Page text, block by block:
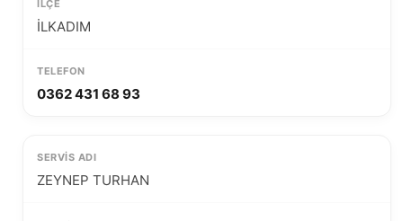
İLKADIM
0362 431 68 93
ZEYNEP TURHAN